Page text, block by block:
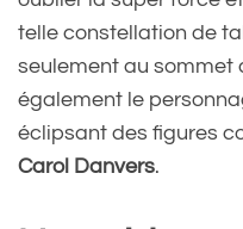
telle constellation de
seulement au sommet
également le
éclipsant des figures
Carol Danvers.